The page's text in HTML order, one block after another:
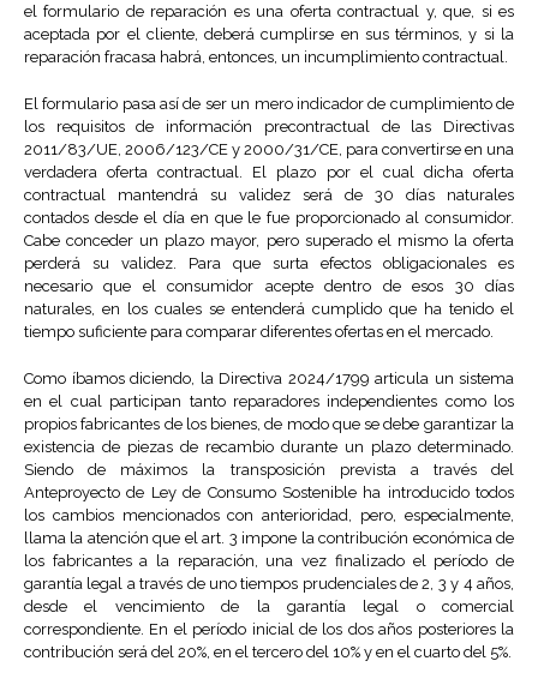
el formulario de reparación es una oferta contractual y, que, si es
aceptada por el cliente, deberá cumplirse en sus términos, y si la
reparación fracasa habrá, entonces, un incumplimiento contractual.
El formulario pasa así de ser un mero indicador de cumplimiento de
los requisitos de información precontractual de las Directivas
2011/83/UE, 2006/123/CE y 2000/31/CE, para convertirse en una
verdadera oferta contractual. El plazo por el cual dicha oferta
contractual mantendrá su validez será de 30 días naturales
contados desde el día en que le fue proporcionado al consumidor.
Cabe conceder un plazo mayor, pero superado el mismo la oferta
perderá su validez. Para que surta efectos obligacionales es
necesario que el consumidor acepte dentro de esos 30 días
naturales, en los cuales se entenderá cumplido que ha tenido el
tiempo suficiente para comparar diferentes ofertas en el mercado.
Como íbamos diciendo, la Directiva 2024/1799 articula un sistema
en el cual participan tanto reparadores independientes como los
propios fabricantes de los bienes, de modo que se debe garantizar la
existencia de piezas de recambio durante un plazo determinado.
Siendo de máximos la transposición prevista a través del
Anteproyecto de Ley de Consumo Sostenible ha introducido todos
los cambios mencionados con anterioridad, pero, especialmente,
llama la atención que el art. 3 impone la contribución económica de
los fabricantes a la reparación, una vez finalizado el período de
garantía legal a través de uno tiempos prudenciales de 2, 3 y 4 años,
desde el vencimiento de la garantía legal o comercial
correspondiente. En el período inicial de los dos años posteriores la
contribución será del 20%, en el tercero del 10% y en el cuarto del 5%.